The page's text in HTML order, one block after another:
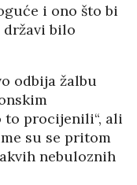
i ono što bi
državi bilo
odbija žalbu
to procijenili“, ali
su se pritom
nebuloznih